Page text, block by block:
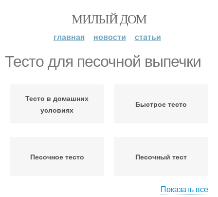
МИЛЫЙ ДОМ
главная новости статьи
Тесто для песочной выпечки
Тесто в домашних
условиях
Быстрое тесто
Песочное тесто Песочный тест
Показать все